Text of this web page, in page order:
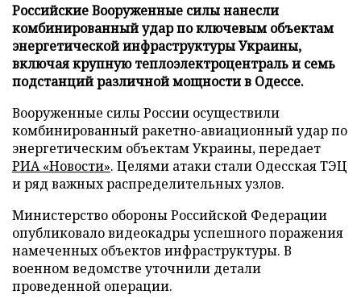
Российские Вооруженные силы нанесли
комбинированный удар по ключевым объектам
энергетической инфраструктуры Украины,
включая крупную теплоэлектроцентраль и семь
подстанций различной мощности в Одессе.
Вооруженные силы России осуществили
комбинированный ракетно-авиационный удар по
энергетическим объектам Украины, передает
РИА «Новости». Целями атаки стали Одесская ТЭЦ
и ряд важных распределительных узлов.
Министерство обороны Российской Федерации
опубликовало видеокадры успешного поражения
намеченных объектов инфраструктуры. В
военном ведомстве уточнили детали
проведенной операции.